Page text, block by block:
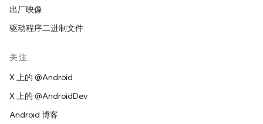
出厂映像
驱动程序二进制文件
关注
X 上的 @Android
X 上的 @AndroidDev
Android 博客